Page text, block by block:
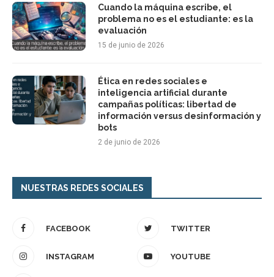
Cuando la máquina escribe, el
problema no es el estudiante: es la
evaluación
15 de junio de 2026
Ética en redes sociales e
inteligencia artificial durante
campañas políticas: libertad de
información versus desinformación y
bots
2 de junio de 2026
NUESTRAS REDES SOCIALES
FACEBOOK TWITTER
INSTAGRAM YOUTUBE